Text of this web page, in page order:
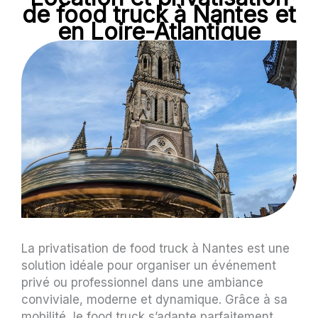
de food truck à Nantes et
en Loire-Atlantique
La privatisation de food truck à Nantes est une
solution idéale pour organiser un événement
privé ou professionnel dans une ambiance
conviviale, moderne et dynamique. Grâce à sa